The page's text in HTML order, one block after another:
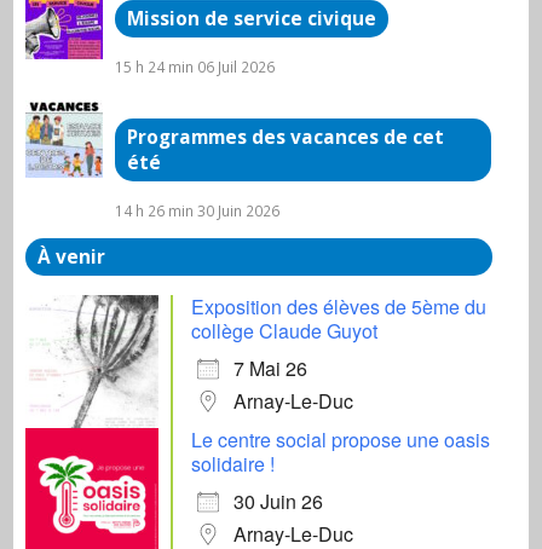
Mission de service civique
15 h 24 min 06 Juil 2026
Programmes des vacances de cet
été
14 h 26 min 30 Juin 2026
À venir
Exposition des élèves de 5ème du
collège Claude Guyot
7 Mai 26
Arnay-Le-Duc
Le centre social propose une oasis
solidaire !
30 Juin 26
Arnay-Le-Duc